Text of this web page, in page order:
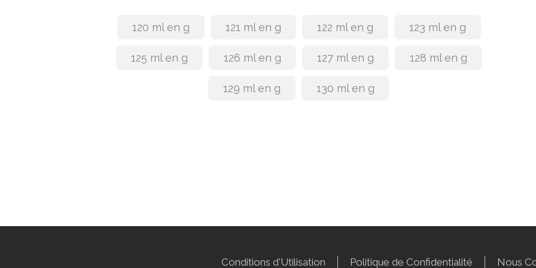
120 ml en g 121 ml en g 122 ml en g 123 ml en g
125 ml en g 126 ml en g 127 ml en g 128 ml en g
129 ml en g 130 ml en g
Conditions d'Utilisation Politique de Confidentialité Nous